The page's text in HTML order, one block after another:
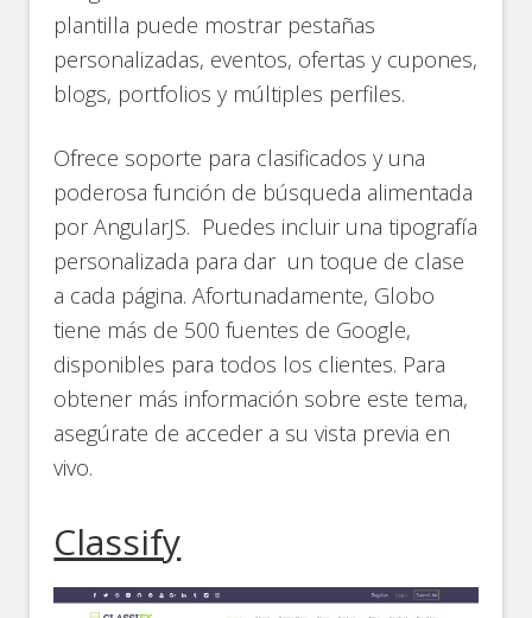
plantilla puede mostrar pestañas
personalizadas, eventos, ofertas y cupones,
blogs, portfolios y múltiples perfiles.
Ofrece soporte para clasificados y una
poderosa función de búsqueda alimentada
por AngularJS. Puedes incluir una tipografía
personalizada para dar un toque de clase
a cada página. Afortunadamente, Globo
tiene más de 500 fuentes de Google,
disponibles para todos los clientes. Para
obtener más información sobre este tema,
asegúrate de acceder a su vista previa en
vivo.
Classify